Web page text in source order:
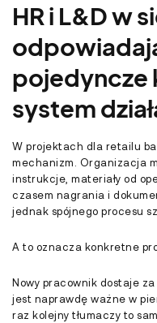
HR i L&D w
pojedyncze
system
W projektach dla retailu
mechanizm. Organizacja
instrukcje, materiały od
czasem nagrania i
jednak spójnego procesu
A to oznacza konkretne
Nowy pracownik dostaje
jest naprawdę ważne w
raz kolejny tłumaczy to